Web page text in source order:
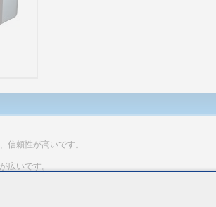
信頼性が高いです。
広いです。